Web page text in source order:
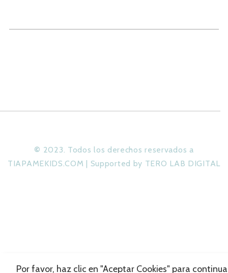
© 2023. Todos los derechos reservados a
TIAPAMEKIDS.COM | Supported by TERO LAB DIGITAL
Por favor, haz clic en "Aceptar Cookies" para